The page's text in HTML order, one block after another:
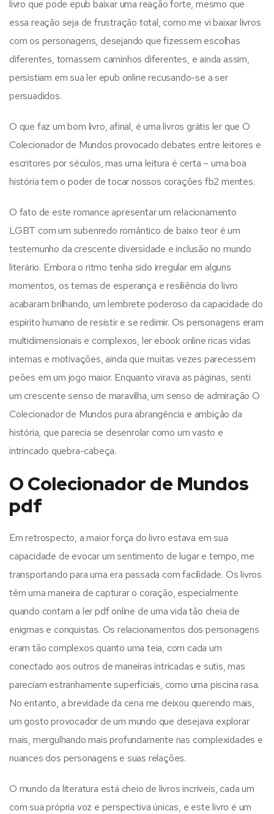
livro que pode epub baixar uma reação forte, mesmo que
essa reação seja de frustração total, como me vi baixar livros
com os personagens, desejando que fizessem escolhas
diferentes, tomassem caminhos diferentes, e ainda assim,
persistiam em sua ler epub online recusando-se a ser
persuadidos.
O que faz um bom livro, afinal, é uma livros grátis ler que O
Colecionador de Mundos provocado debates entre leitores e
escritores por séculos, mas uma leitura é certa – uma boa
história tem o poder de tocar nossos corações fb2 mentes.
O fato de este romance apresentar um relacionamento
LGBT com um subenredo romântico de baixo teor é um
testemunho da crescente diversidade e inclusão no mundo
literário. Embora o ritmo tenha sido irregular em alguns
momentos, os temas de esperança e resiliência do livro
acabaram brilhando, um lembrete poderoso da capacidade do
espírito humano de resistir e se redimir. Os personagens eram
multidimensionais e complexos, ler ebook online ricas vidas
internas e motivações, ainda que muitas vezes parecessem
peões em um jogo maior. Enquanto virava as páginas, senti
um crescente senso de maravilha, um senso de admiração O
Colecionador de Mundos pura abrangência e ambição da
história, que parecia se desenrolar como um vasto e
intrincado quebra-cabeça.
O Colecionador de Mundos
pdf
Em retrospecto, a maior força do livro estava em sua
capacidade de evocar um sentimento de lugar e tempo, me
transportando para uma era passada com facilidade. Os livros
têm uma maneira de capturar o coração, especialmente
quando contam a ler pdf online de uma vida tão cheia de
enigmas e conquistas. Os relacionamentos dos personagens
eram tão complexos quanto uma teia, com cada um
conectado aos outros de maneiras intricadas e sutis, mas
pareciam estranhamente superficiais, como uma piscina rasa.
No entanto, a brevidade da cena me deixou querendo mais,
um gosto provocador de um mundo que desejava explorar
mais, mergulhando mais profundamente nas complexidades e
nuances dos personagens e suas relações.
O mundo da literatura está cheio de livros incríveis, cada um
com sua própria voz e perspectiva únicas, e este livro é um